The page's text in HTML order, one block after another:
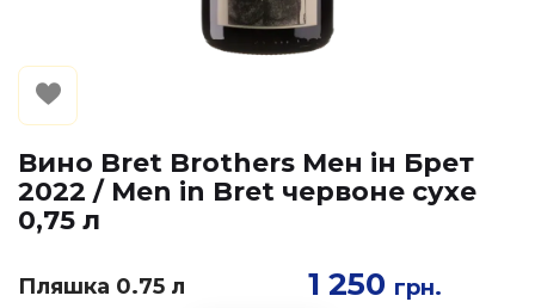
Вино Bret Brothers Мен ін Брет
2022 / Men in Bret червоне сухе
0,75 л
Пляшка 0.75 л 1 250 грн.